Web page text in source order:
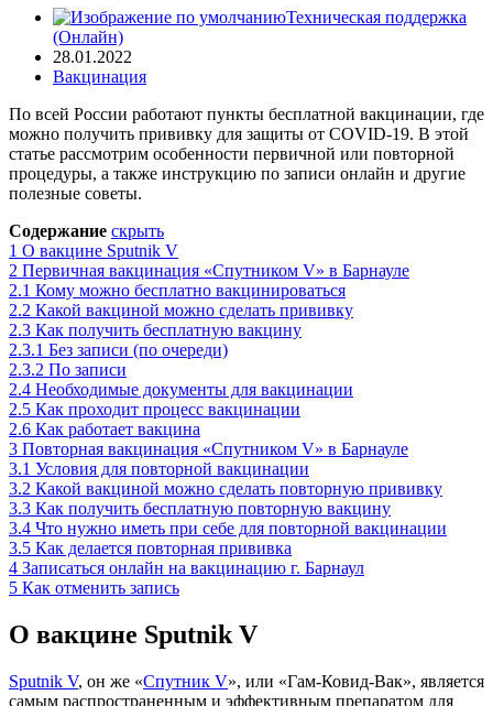
Техническая поддержка
(Онлайн)
28.01.2022
Вакцинация
По всей России работают пункты бесплатной вакцинации, где
можно получить прививку для защиты от COVID-19. В этой
статье рассмотрим особенности первичной или повторной
процедуры, а также инструкцию по записи онлайн и другие
полезные советы.
Содержание скрыть
1 О вакцине Sputnik V
2 Первичная вакцинация «Спутником V» в Барнауле
2.1 Кому можно бесплатно вакцинироваться
2.2 Какой вакциной можно сделать прививку
2.3 Как получить бесплатную вакцину
2.3.1 Без записи (по очереди)
2.3.2 По записи
2.4 Необходимые документы для вакцинации
2.5 Как проходит процесс вакцинации
2.6 Как работает вакцина
3 Повторная вакцинация «Спутником V» в Барнауле
3.1 Условия для повторной вакцинации
3.2 Какой вакциной можно сделать повторную прививку
3.3 Как получить бесплатную повторную вакцину
3.4 Что нужно иметь при себе для повторной вакцинации
3.5 Как делается повторная прививка
4 Записаться онлайн на вакцинацию г. Барнаул
5 Как отменить запись
О вакцине Sputnik V
Sputnik V, он же «Спутник V», или «Гам-Ковид-Вак», является
самым распространенным и эффективным препаратом для